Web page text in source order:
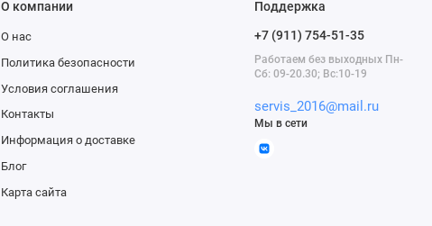
О компании
О нас
Политика безопасности
Условия соглашения
Контакты
Информация о доставке
Блог
Карта сайта
Поддержка
+7 (911) 754-51-35
Работаем без выходных Пн-
Сб: 09-20.30; Вс:10-19
servis_2016@mail.ru
Мы в сети